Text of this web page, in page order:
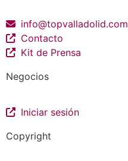
info@topvalladolid.com
Contacto
Kit de Prensa
Negocios
Iniciar sesión
Copyright